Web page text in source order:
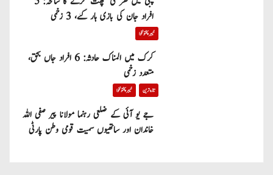
افراد جان کی بازی ہار گئے، 3 زخمی
خیبر پختونخوا
کرک میں المناک حادثہ: 6 افراد جاں بحق،
متعدد زخمی
تازہ ترین خیبر پختونخوا
جے یو آئی کے ضلعی رہنما مولانا پیر صفی اللہ
خاندان اور ساتھیوں سمیت قومی وطن پارٹی